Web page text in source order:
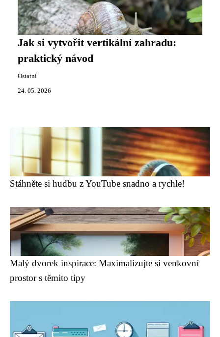
Jak si vytvořit vertikální zahradu:
praktický návod
Ostatní
24. 05. 2026
Stáhněte si hudbu z YouTube snadno a rychle!
Malý dvorek inspirace: Maximalizujte si venkovní
prostor s těmito tipy